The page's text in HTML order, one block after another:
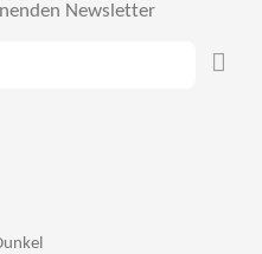
Newsletter